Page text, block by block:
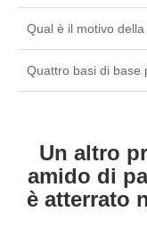
Qual è il motivo della
Quattro basi di base
Un altro
amido di
è atterrato